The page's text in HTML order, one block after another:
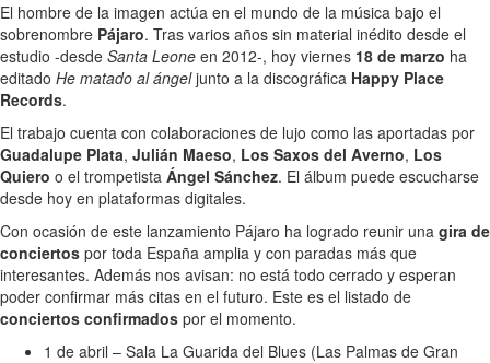
El hombre de la imagen actúa en el mundo de la música bajo el
sobrenombre Pájaro. Tras varios años sin material inédito desde el
estudio -desde Santa Leone en 2012-, hoy viernes 18 de marzo ha
editado He matado al ángeljunto a la discográfica Happy Place
Records.
El trabajo cuenta con colaboraciones de lujo como las aportadas por
Guadalupe Plata, Julián Maeso, Los Saxos del Averno, Los
Quiero o el trompetista Ángel Sánchez. El álbum puede escucharse
desde hoy en plataformas digitales.
Con ocasión de este lanzamiento Pájaro ha logrado reunir una gira de
conciertos por toda España amplia y con paradas más que
interesantes. Además nos avisan: no está todo cerrado y esperan
poder confirmar más citas en el futuro. Este es el listado de
conciertos confirmados por el momento.
1 de abril – Sala La Guarida del Blues (Las Palmas de Gran